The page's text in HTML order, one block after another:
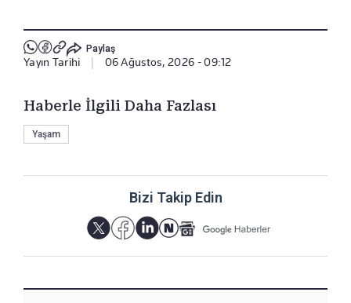
Paylaş
Yayın Tarihi 06 Ağustos, 2026 - 09:12
Haberle İlgili Daha Fazlası
Yaşam
Bizi Takip Edin